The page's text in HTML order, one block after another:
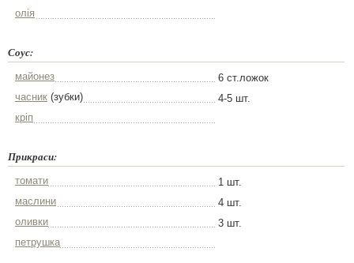
олія
Соус:
майонез
6 ст.ложок
часник (зубки)
4-5 шт.
кріп
Прикраси:
томати
1 шт.
маслини
4 шт.
оливки
3 шт.
петрушка